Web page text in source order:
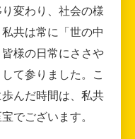
変わり、社会の様
共は常に「世の中
様の日常にささや
て参りました。こ
んだ時間は、私共
でございます。